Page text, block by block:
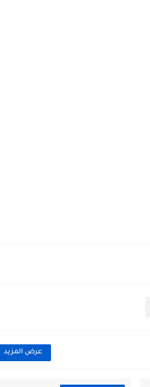
عرض المزيد